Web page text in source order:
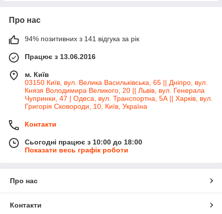
Про нас
94% позитивних з 141 відгука за рік
Працює з 13.06.2016
м. Київ
03150 Київ, вул. Велика Васильківська, 65 || Дніпро, вул.
Князя Володимира Великого, 20 || Львів, вул. Генерала
Чупринки, 47 | Одеса, вул. Транспортна, 5А || Харків, вул.
Григорія Сковороди, 10, Київ, Україна
Контакти
Сьогодні працює з 10:00 до 18:00
Показати весь графік роботи
Про нас
Контакти